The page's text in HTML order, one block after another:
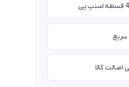
سریع
اصالت کالا